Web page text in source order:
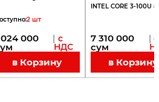
:2 шт
024 000 | с
НДС
в Корзину
INTEL CORE 3-100U
7 310 000
сум
| с
в Корзину